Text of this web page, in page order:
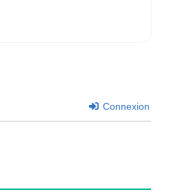
Connexion